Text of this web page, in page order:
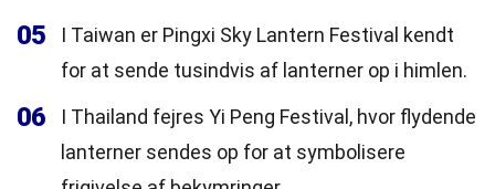
05
I Taiwan er Pingxi Sky Lantern Festival kendt
for at sende tusindvis af lanterner op i himlen.
06
I Thailand fejres Yi Peng Festival, hvor flydende
lanterner sendes op for at symbolisere